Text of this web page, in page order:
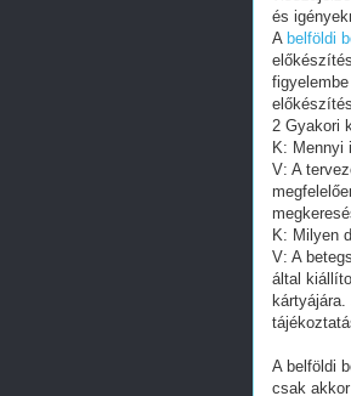
és
A belföldi
2 Gyakori
K: Mennyi
V: A
K: Milyen
V: A
által
A belföldi
csak